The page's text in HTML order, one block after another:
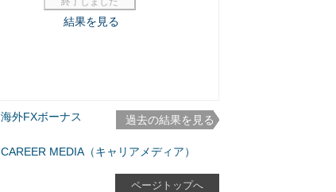
過去の結果を見る
海外FXボーナス
CAREER MEDIA（キャリアメディア）
ページトップへ